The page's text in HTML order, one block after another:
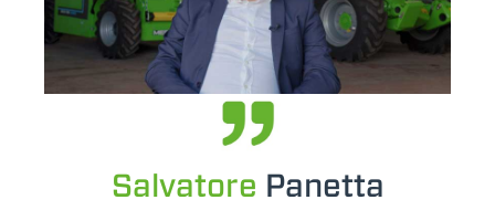
Salvatore Panetta